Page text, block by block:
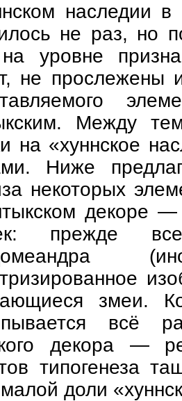
наследии в
не раз, но
уровне
не прослежены
Между
на «хуннское
Ниже
некоторых
декоре —
прежде
змеи.
всё
декора —
типогенеза
доли